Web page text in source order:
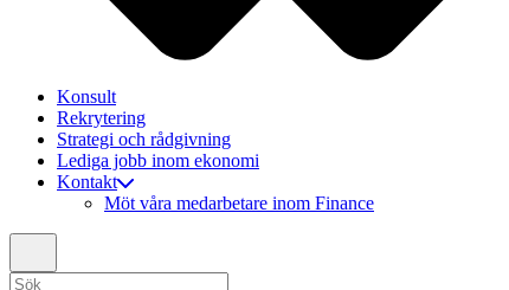
Konsult
Rekrytering
Strategi och rådgivning
Lediga jobb inom ekonomi
Kontakt
Möt våra medarbetare inom Finance